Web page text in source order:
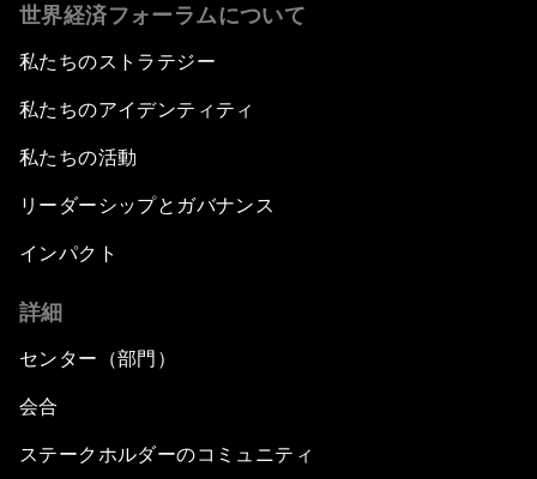
世界経済フォーラムについて
私たちのストラテジー
私たちのアイデンティティ
私たちの活動
リーダーシップとガバナンス
インパクト
詳細
センター（部門）
会合
ステークホルダーのコミュニティ